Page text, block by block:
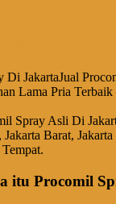
Jual
Lama Pria Terbaik
Spray Asli Di
Jakarta Barat,
itu Procomil